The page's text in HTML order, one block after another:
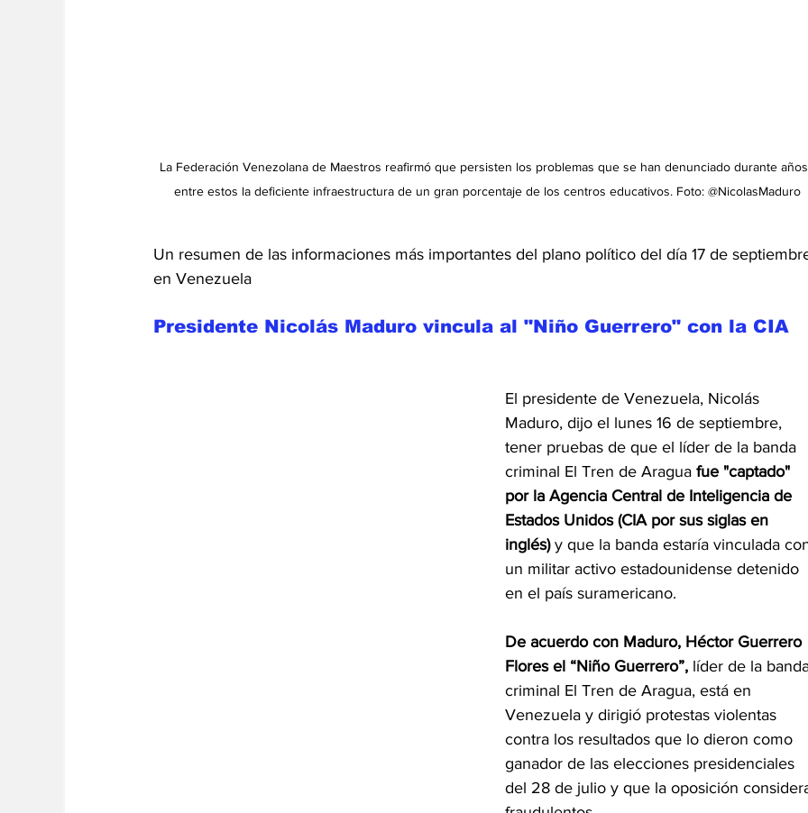
La Federación Venezolana de Maestros reafirmó que persisten los problemas que se han denunciado durante
entre estos la deficiente infraestructura de un gran porcentaje de los centros educativos. Foto: @NicolasMaduro
Un resumen de las informaciones más importantes del plano político del día 17 de
en Venezuela
Presidente Nicolás Maduro vincula al "Niño Guerrero" con la CIA
El presidente de Venezuela, Nicolás
Maduro, dijo el lunes 16 de septiembre,
tener pruebas de que el líder de la banda
criminal El Tren de Aragua fue "captado"
por la Agencia Central de Inteligencia de
Estados Unidos (CIA por sus siglas en
inglés) y que la banda estaría vinculada
un militar activo estadounidense detenido
en el país suramericano.
De acuerdo con Maduro, Héctor Guerrero
Flores el “Niño Guerrero”, líder de la
criminal El Tren de Aragua, está en
Venezuela y dirigió protestas violentas
contra los resultados que lo dieron como
ganador de las elecciones presidenciales
del 28 de julio y que la oposición